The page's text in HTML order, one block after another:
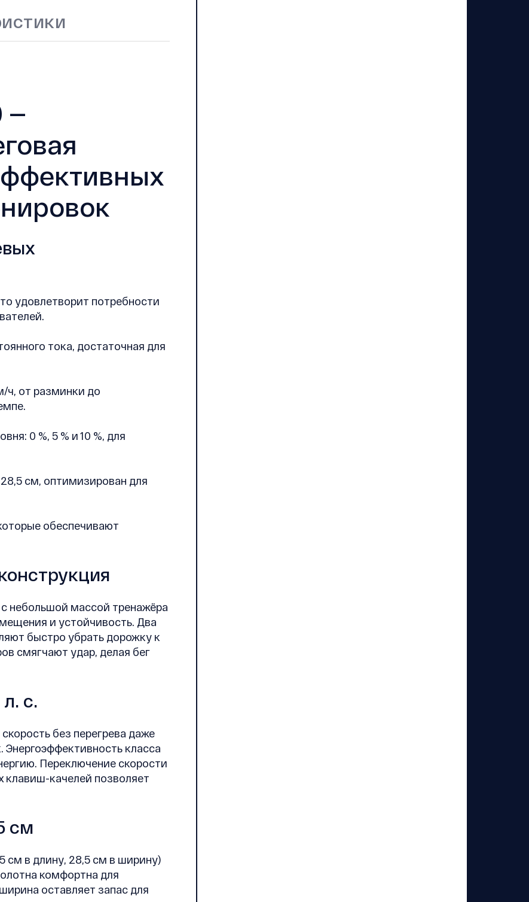
—
удовлетворит потребности
тока, достаточная для
ч, от разминки до
0 %, 5 % и 10 %, для
см, оптимизирован для
обеспечивают
небольшой массой тренажёра
и устойчивость. Два
быстро убрать дорожку к
смягчают удар, делая бег
с.
без перегрева даже
класса
Переключение скорости
качелей позволяет
см
см в длину, 28,5 см в ширину)
комфортна для
оставляет запас для